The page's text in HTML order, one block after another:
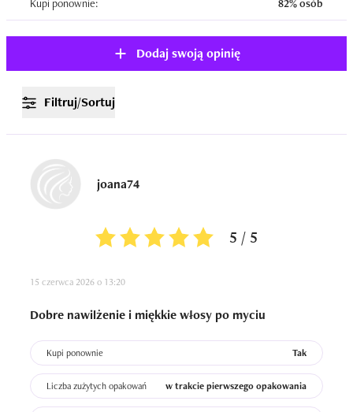
Kupi ponownie:
82% osób
Dodaj swoją opinię
Filtruj/Sortuj
joana74
5 / 5
15 czerwca 2026 o 13:20
Dobre nawilżenie i miękkie włosy po myciu
Kupi ponownie Tak
Liczba zużytych opakowań w trakcie pierwszego opakowania